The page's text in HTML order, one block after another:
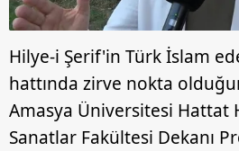
Çerezlere ilişkin tercihlerinizi
vasıtasıyla belirleyebilirsiniz.
için Ayarlar butonuna tıklayabilir,
Metnimiziziyaret edebilirsiniz.
6698 sayılı Kişisel Verilerin
Hilye-i Şerif'in Türk İslam
hattında zirve nokta
Amasya Üniversitesi Hattat
Sanatlar Fakültesi Dekanı